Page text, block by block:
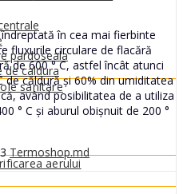
pardoseala
caldura
sanitare
aerului
în cea mai fierbinte
fluxurile circulare de flacără
de 600 ° C, astfel încât atunci
căldură și 60% din umiditatea
având posibilitatea de a utiliza
° C și aburul obișnuit de 200 °
Termoshop.md